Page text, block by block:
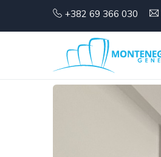
+382 69 366 030